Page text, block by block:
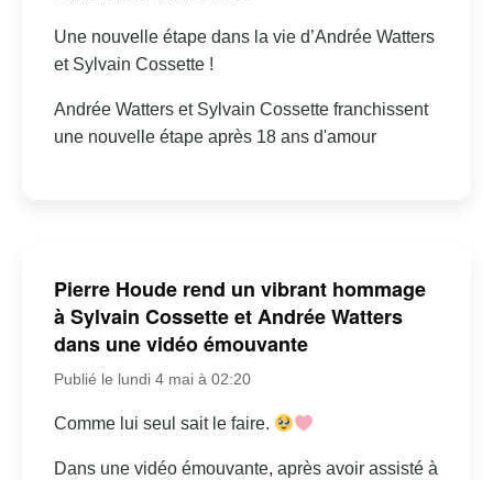
Une nouvelle étape dans la vie d’Andrée Watters
et Sylvain Cossette !
Andrée Watters et Sylvain Cossette franchissent
une nouvelle étape après 18 ans d'amour
Pierre Houde rend un vibrant hommage
à Sylvain Cossette et Andrée Watters
dans une vidéo émouvante
Publié le lundi 4 mai à 02:20
Comme lui seul sait le faire.
Dans une vidéo émouvante, après avoir assisté à